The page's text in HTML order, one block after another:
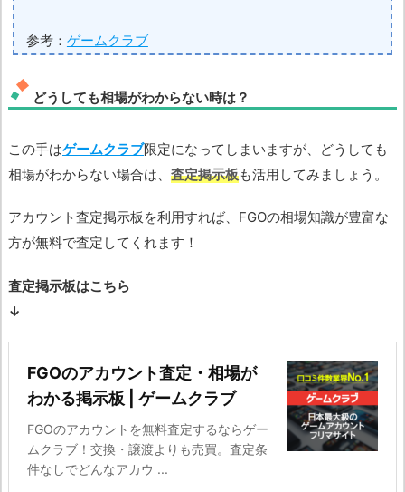
参考： ゲームクラブ
どうしても相場がわからない時は？
この手はゲームクラブ限定になってしまいますが、どうしても
相場がわからない場合は、 査定掲示板も活用してみましょう。
アカウント査定掲示板を利用すれば、FGOの相場知識が豊富な
方が無料で査定してくれます！
査定掲示板はこちら
↓
FGOのアカウント査定・相場が
わかる掲示板 | ゲームクラブ
FGOのアカウントを無料査定するならゲー
ムクラブ！交換・譲渡よりも売買。査定条
件なしでどんなアカウ ...